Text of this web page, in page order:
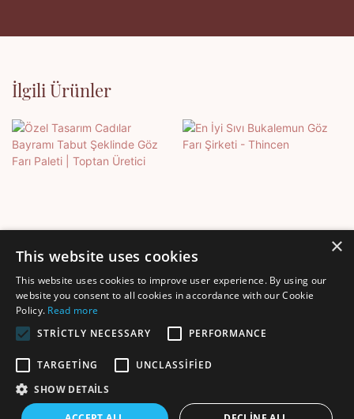
İlgili Ürünler
Özel Tasarım Cadılar
Bayramı Tabut Şeklinde
Göz Farı Paleti | Toptan
En İyi Sıvı Bukalemun Göz
Telif hakkı © 2025 Shenzhen Thincen Technology Co., Ltd. -
×
This website uses cookies
This website uses cookies to improve user experience. By using our
website you consent to all cookies in accordance with our Cookie
Policy. Read more
STRICTLY NECESSARY
PERFORMANCE
TARGETING
UNCLASSIFIED
SHOW DETAILS